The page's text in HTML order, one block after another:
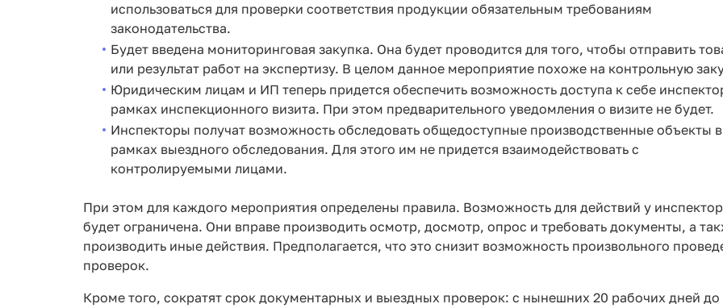
использоваться для проверки соответствия продукции обязательным требованиям
законодательства.
Будет введена мониторинговая закупка. Она будет проводится для того, чтобы отправить
или результат работ на экспертизу. В целом данное мероприятие похоже на контрольную
Юридическим лицам и ИП теперь придется обеспечить возможность доступа к себе
рамках инспекционного визита. При этом предварительного уведомления о визите не будет.
Инспекторы получат возможность обследовать общедоступные производственные объекты в
рамках выездного обследования. Для этого им не придется взаимодействовать с
контролируемыми лицами.
При этом для каждого мероприятия определены правила. Возможность для действий у
будет ограничена. Они вправе производить осмотр, досмотр, опрос и требовать документы, а
производить иные действия. Предполагается, что это снизит возможность произвольного
проверок.
Кроме того, сократят срок документарных и выездных проверок: с нынешних 20 рабочих дней до